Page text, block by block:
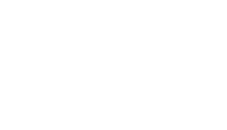
de vie, de me